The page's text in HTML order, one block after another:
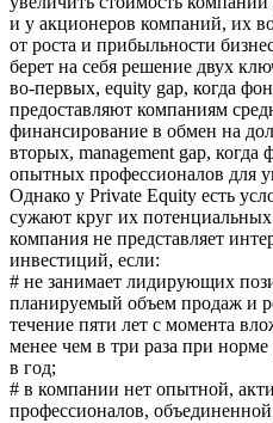
и у акционеров компаний, их
от роста и прибыльности
берет на себя решение двух
во-первых, equity gap, когда
предоставляют компаниям
финансирование в обмен на
вторых, management gap,
опытных профессионалов для
Однако у Private Equity есть
сужают круг их
компания не представляет
инвестиций, если:
# не занимает лидирующих
планируемый объем продаж и
течение пяти лет с момента
менее чем в три раза при
в год;
# в компании нет опытной,
профессионалов,